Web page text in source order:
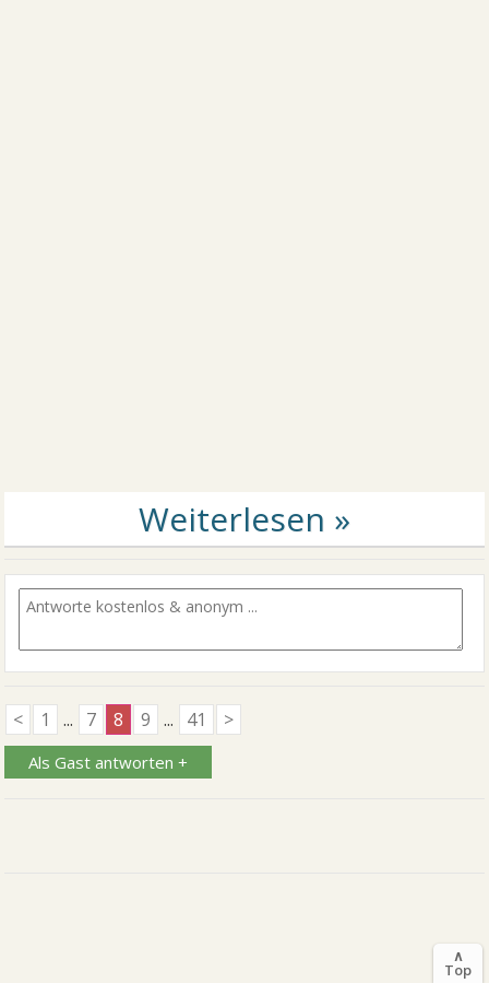
< 1 ... 7 8 9 ... 41 >
Als Gast antworten +
∧
Top